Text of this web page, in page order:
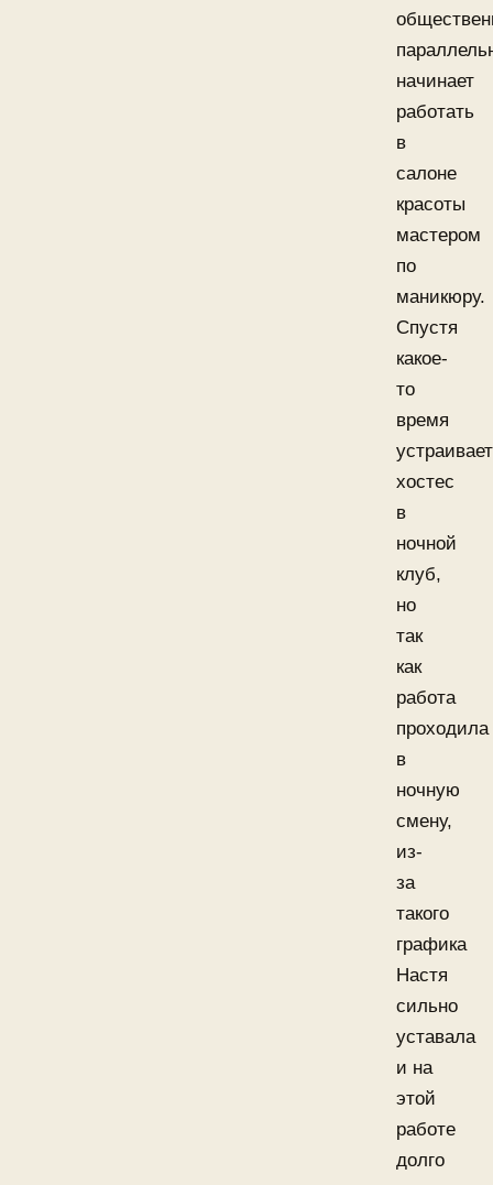
начинает
работать
в
салоне
красоты
мастером
по
маникюру.
Спустя
какое-
то
время
хостес
в
ночной
клуб,
но
так
как
работа
проходила
в
ночную
смену,
из-
за
такого
графика
Настя
сильно
уставала
и на
этой
работе
долго